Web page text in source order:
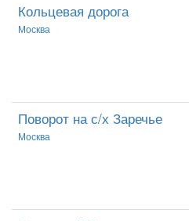
Кольцевая дорога
Москва
Поворот на с/х Заречье
Москва